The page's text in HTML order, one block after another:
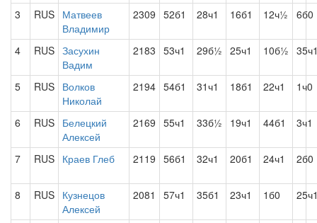
3 RUS Матвеев
Владимир
2309 52б1 28ч1 16б1 12ч½ 6б0
4 RUS Засухин
Вадим
2183 53ч1 29б½ 25ч1 10б½
5 RUS Волков
Николай
2194 54б1 31ч1 18б1 22ч1 1ч0
6 RUS Белецкий
Алексей
2169 55ч1 33б½ 19ч1 44б1 3ч1
7 RUS Краев Глеб 2119 56б1 32ч1 20б1 24ч1 2б0
8 RUS Кузнецов
Алексей
2081 57ч1 35б1 23ч1 1б0